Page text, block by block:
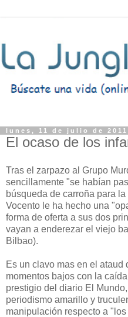
lunes, 11 de julio de 2011
El ocaso de los
Tras el zarpazo al Grupo
sencillamente "se habían
búsqueda de carroña para
Vocento le ha hecho una
forma de oferta a sus dos
vayan a enderezar el viejo
Bilbao).
Es un clavo mas en el ataud
momentos bajos con la
prestigio del diario El
periodismo amarillo y
manipulación respecto a